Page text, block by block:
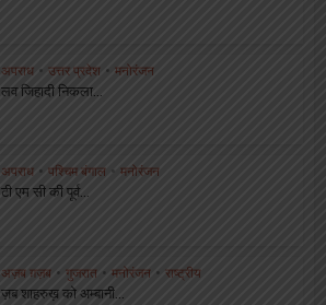
अपराध • उत्तर प्रदेश • मनोरंजन
लव जिहादी निकला...
अपराध • पश्चिम बंगाल मनोरंजन
टी एम सी की पूर्व...
अज़ब ग़ज़ब • गुजरात • मनोरंजन • राष्ट्रीय
ज़ब शाहरुख़ को अम्बानी...